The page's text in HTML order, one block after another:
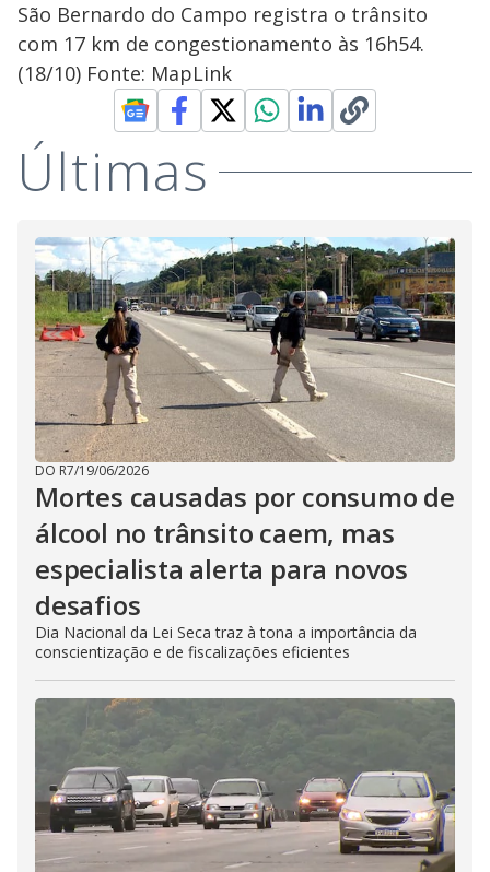
São Bernardo do Campo registra o trânsito
com 17 km de congestionamento às 16h54.
(18/10) Fonte: MapLink
Últimas
DO R7/19/06/2026
Mortes causadas por consumo de
álcool no trânsito caem, mas
especialista alerta para novos
desafios
Dia Nacional da Lei Seca traz à tona a importância da
conscientização e de fiscalizações eficientes